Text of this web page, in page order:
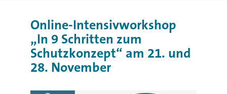
Online-Intensivworkshop
„In 9 Schritten zum
Schutzkonzept“ am 21. und
28. November